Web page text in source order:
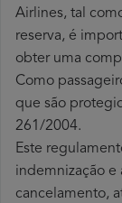
Airlines, tal
reserva, é
obter uma
Como
que são
261/2004.
Este
indemnização e
cancelamento,